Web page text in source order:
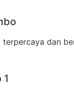
dan